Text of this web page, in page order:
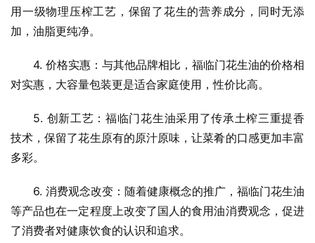
用一级物理压榨工艺，保留了花生的营养成分，同时无添
加，油脂更纯净。
4. 价格实惠：与其他品牌相比，福临门花生油的价格相
对实惠，大容量包装更是适合家庭使用，性价比高。
5. 创新工艺：福临门花生油采用了传承土榨三重提香
技术，保留了花生原有的原汁原味，让菜肴的口感更加丰富
多彩。
6. 消费观念改变：随着健康概念的推广，福临门花生油
等产品也在一定程度上改变了国人的食用油消费观念，促进
了消费者对健康饮食的认识和追求。